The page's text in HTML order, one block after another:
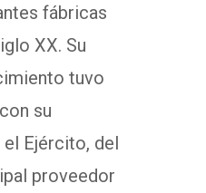
fábricas
XX. Su
tuvo
su
Ejército, del
proveedor